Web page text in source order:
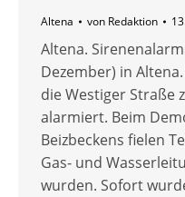
Altena von Redaktion
Altena.
Dezember) in
die Westiger Straße
alarmiert. Beim
Beizbeckens fielen
Gas- und
wurden. Sofort